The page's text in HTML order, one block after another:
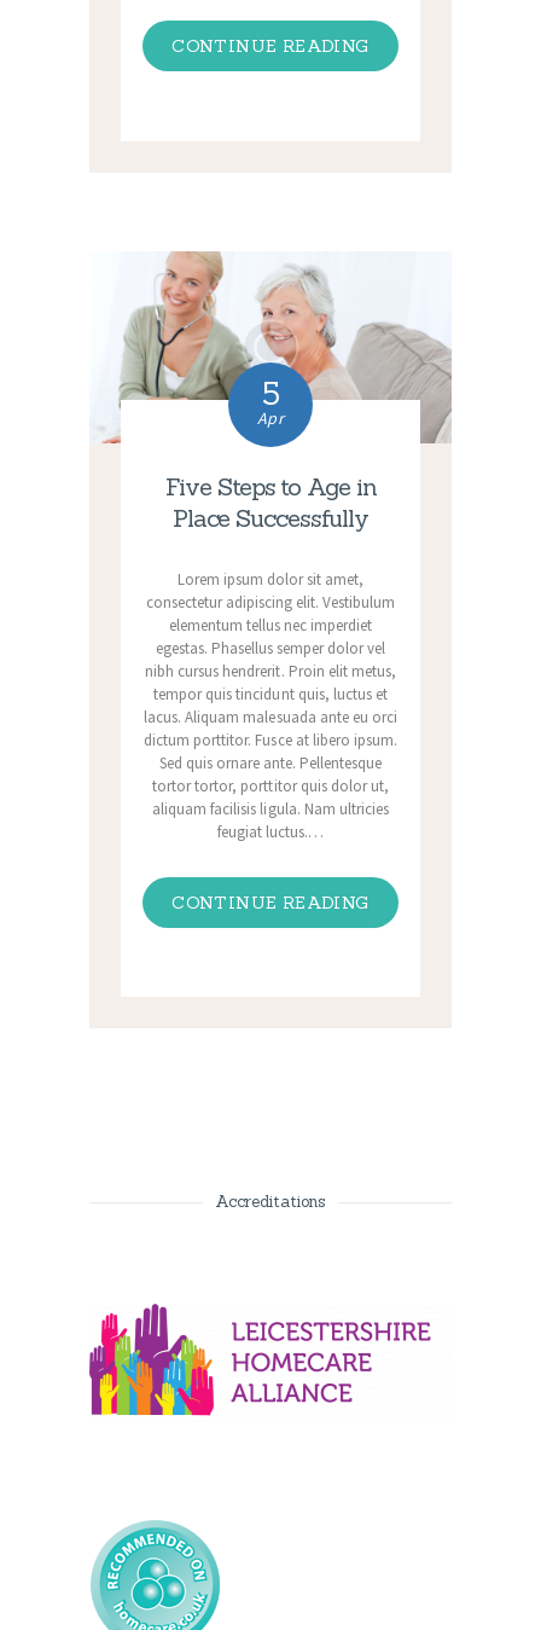
CONTINUE READING
5
Apr
Five Steps to Age in
Place Successfully
Lorem ipsum dolor sit amet,
consectetur adipiscing elit. Vestibulum
elementum tellus nec imperdiet
egestas. Phasellus semper dolor vel
nibh cursus hendrerit. Proin elit metus,
tempor quis tincidunt quis, luctus et
lacus. Aliquam malesuada ante eu orci
dictum porttitor. Fusce at libero ipsum.
Sed quis ornare ante. Pellentesque
tortor tortor, porttitor quis dolor ut,
aliquam facilisis ligula. Nam ultricies
feugiat luctus.…
CONTINUE READING
Accreditations